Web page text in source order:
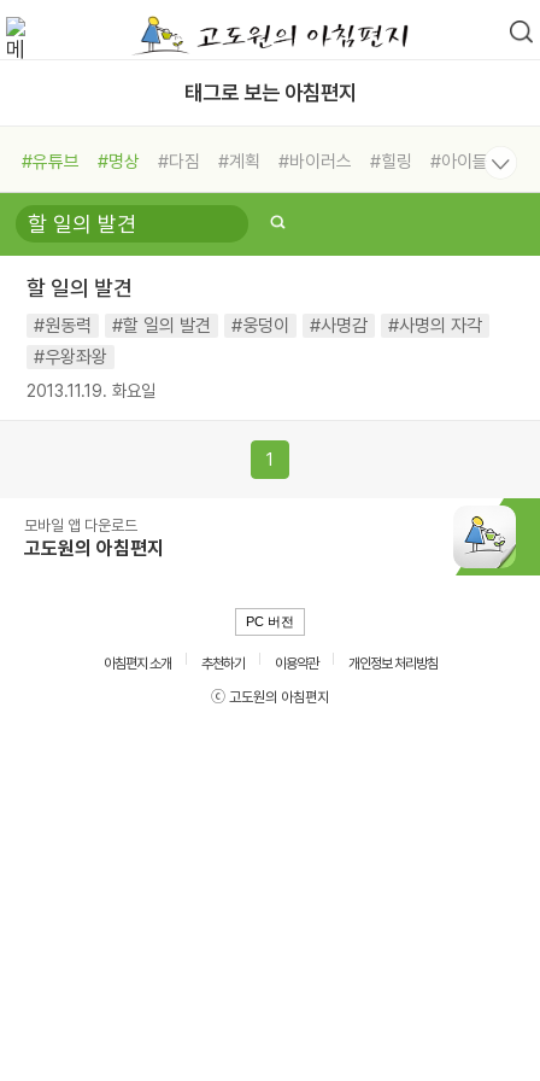
태그로 보는 아침편지
#유튜브 #명상 #다짐 #계획 #바이러스 #힐링
#아이들
#비전캠프
#독서캠프 #삶
#희망
#나눔 #친구 #링컨학교
#독서
#건강
할 일의 발견
#원동력 #할 일의 발견 #웅덩이 #사명감
#사명의 자각
#우왕좌왕
2013.11.19. 화요일
1
모바일 앱 다운로드
고도원의 아침편지
PC 버전
아침편지 소개 추천하기 이용약관
개인정보 처리방침
ⓒ 고도원의 아침편지